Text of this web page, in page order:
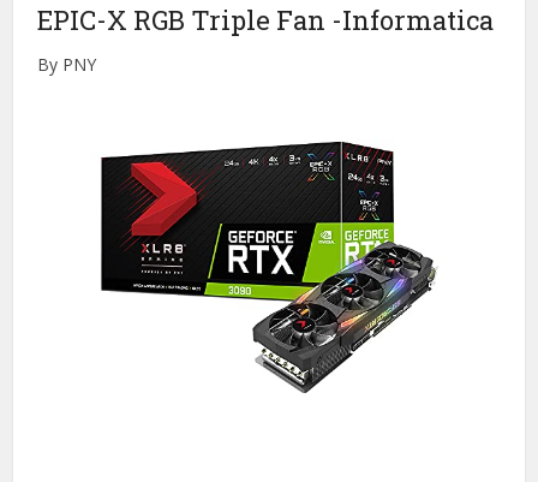
EPIC-X RGB Triple Fan -Informatica
By PNY